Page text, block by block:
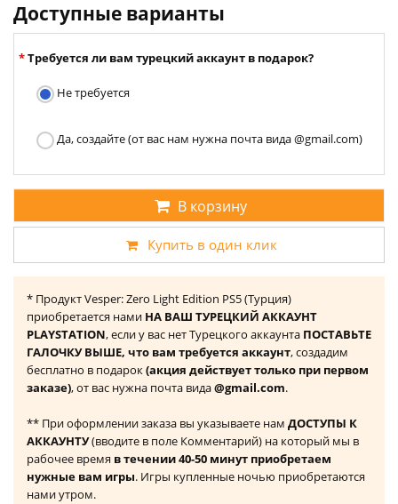
Доступные варианты
Требуется ли вам турецкий аккаунт в подарок?
Не требуется
Да, создайте (от вас нам нужна почта вида @gmail.com)
В корзину
Купить в один клик
* Продукт Vesper: Zero Light Edition PS5 (Турция)
приобретается нами НА ВАШ ТУРЕЦКИЙ АККАУНТ
PLAYSTATION, если у вас нет Турецкого аккаунта ПОСТАВЬТЕ
ГАЛОЧКУ ВЫШЕ, что вам требуется аккаунт, создадим
бесплатно в подарок(акция действует только при первом
заказе), от вас нужна почта вида@gmail.com.
** При оформлении заказа вы указываете нам ДОСТУПЫ К
АККАУНТУ(вводите в поле Комментарий) на который мы в
рабочее время в течении 40-50 минут приобретаем
нужные вам игры. Игры купленные ночью приобретаются
нами утром.